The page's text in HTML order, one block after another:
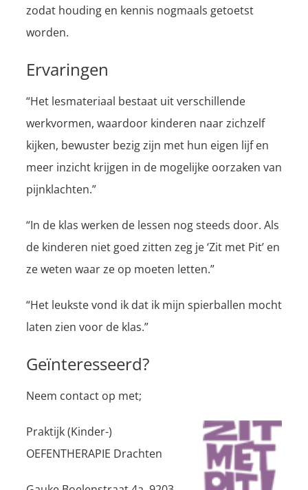
zodat houding en kennis nogmaals getoetst
worden.
Ervaringen
“Het lesmateriaal bestaat uit verschillende
werkvormen, waardoor kinderen naar zichzelf
kijken, bewuster bezig zijn met hun eigen lijf en
meer inzicht krijgen in de mogelijke oorzaken van
pijnklachten.”
“In de klas werken de lessen nog steeds door. Als
de kinderen niet goed zitten zeg je ‘Zit met Pit’ en
ze weten waar ze op moeten letten.”
“Het leukste vond ik dat ik mijn spierballen mocht
laten zien voor de klas.”
Geïnteresseerd?
Neem contact op met;
Praktijk (Kinder-)
OEFENTHERAPIE Drachten